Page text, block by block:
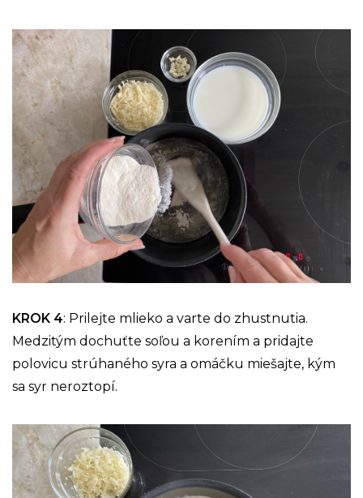
KROK 4: Prilejte mlieko a varte do zhustnutia.
Medzitým dochuťte soľou a korením a pridajte
polovicu strúhaného syra a omáčku miešajte, kým
sa syr neroztopí.